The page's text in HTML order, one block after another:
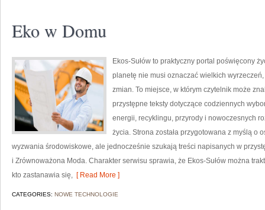
Eko w Domu
Ekos-Sułów to praktyczny portal poświęcony
planetę nie musi oznaczać wielkich
zmian. To miejsce, w którym czytelnik może
przystępne teksty dotyczące codziennych
energii, recyklingu, przyrody i nowoczesnych
życia. Strona została przygotowana z myślą o
wyzwania środowiskowe, ale jednocześnie szukają treści napisanych w
i Zrównoważona Moda. Charakter serwisu sprawia, że Ekos-Sułów można
kto zastanawia się, [ Read More ]
CATEGORIES: NOWE TECHNOLOGIE